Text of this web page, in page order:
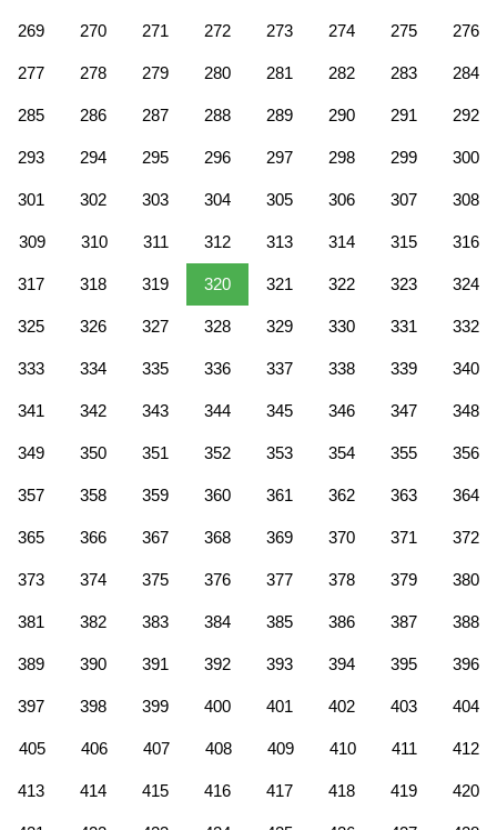
269 270 271 272 273 274 275 276
277 278 279 280 281 282 283 284
285 286 287 288 289 290 291 292
293 294 295 296 297 298 299 300
301 302 303 304 305 306 307 308
309 310 311 312 313 314 315 316
317 318 319 320 321 322 323 324
325 326 327 328 329 330 331 332
333 334 335 336 337 338 339 340
341 342 343 344 345 346 347 348
349 350 351 352 353 354 355 356
357 358 359 360 361 362 363 364
365 366 367 368 369 370 371 372
373 374 375 376 377 378 379 380
381 382 383 384 385 386 387 388
389 390 391 392 393 394 395 396
397 398 399 400 401 402 403 404
405 406 407 408 409 410 411 412
413 414 415 416 417 418 419 420